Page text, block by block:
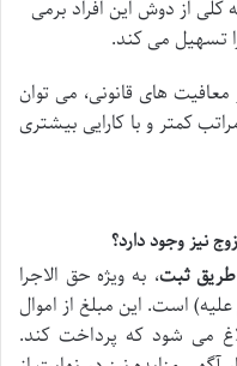
کلی از دوش این افراد برمی
تسهیل می کند.
معافیت های قانونی، می توان
کمتر و با کارایی بیشتری
نیز وجود دارد؟
طریق ثبت، به ویژه حق الاجرا
است. این مبلغ از اموال
می شود که پرداخت کند.